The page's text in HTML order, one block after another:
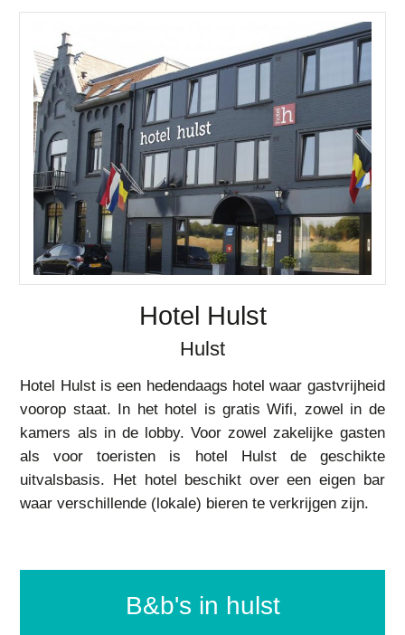
Hotel Hulst
Hulst
Hotel Hulst is een hedendaags hotel waar gastvrijheid
voorop staat. In het hotel is gratis Wifi, zowel in de
kamers als in de lobby. Voor zowel zakelijke gasten
als voor toeristen is hotel Hulst de geschikte
uitvalsbasis. Het hotel beschikt over een eigen bar
waar verschillende (lokale) bieren te verkrijgen zijn.
b&b's in hulst